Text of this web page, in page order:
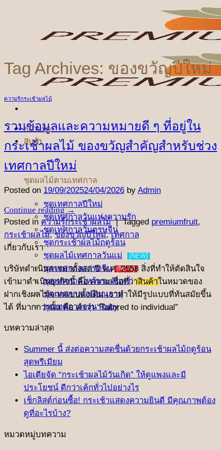
หน้าแรก
สินค้า
ชุดผลไม้ตามเทศกาล
ชุดเทศกาลปีใหม่
ชุดเทศกาลวันแห่งความรัก
ชุดเทศกาลวันตรุษจีน
ชุดกระเช้าผลไม้ฤดูร้อน
ชุดผลไม้เทศกาลวันแม่
(NEW)
ชุดเทศกาลสารทจีน (NEW)
ชุดเทศกาลไหว้พระจันทร์ (NEW)
ชุดเทศกาลเกษียณอายุ
ชุดเทศกาลองุ่น Ruby
Tag Archives: ของขวัญปีใหม่
ความรู้กระเช้าผลไม้
รวมข้อมูลและความหมายดี ๆ ที่อยู่ใน
กระเช้าผลไม้ ของขวัญสำคัญสำหรับช่วง
เทศกาลปีใหม่
Posted on 19/09/202524/04/2026 by Admin
Continue reading→
Posted in ความรู้กระเช้าผลไม้ | Tagged premiumfruit,
กระเช้าผลไม้,ของขวัญปีใหม่,เทศกาล
เกี่ยวกับเรา
บริษัทดําเนินการมาตั้งแต่ ปี พ.ศ. 2558 สิ่งที่ทําให้ตัดสินใจ
เข้ามาดําเนินธุรกิจนี้ คือ ความเชื่อที่ว่าสินค้าในหมวดของ
ฝากเชิงผลไม้จากแบบดั้งเดิม เราทำให้มีรูปแบบที่ทันสมัยขึ้น
ได้ ที่มากกว่านั้น คือ คําว่า “Tailored to individual”
บทความล่าสุด
Summer นี้ ส่งต่อความสดชื่นด้วยกระเช้าผลไม้ฤดูร้อน
สุดพรีเมียม
ไอเดียจัด “กระเช้าผลไม้วันเกิด” ให้ดูแพงและมี
ประโยชน์ ดีกว่าเค้กทั่วไปอย่างไร
เช็กลิสต์ก่อนซื้อ! กระเช้าแสดงความยินดี มีคุณภาพต้อง
ดูที่อะไรบ้าง?
หมวดหมู่บทความ